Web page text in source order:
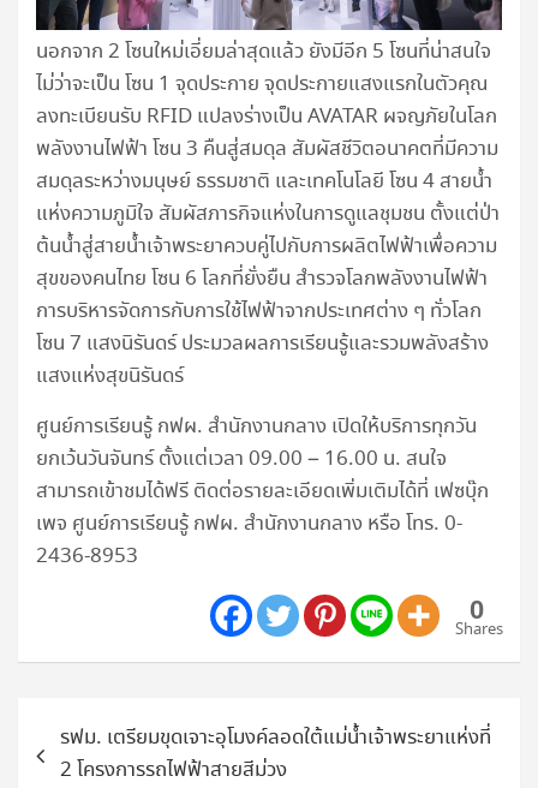
นอกจาก 2 โซนใหม่เอี่ยมล่าสุดแล้ว ยังมีอีก 5 โซนที่น่าสนใจ
ไม่ว่าจะเป็น โซน 1 จุดประกาย จุดประกายแสงแรกในตัวคุณ
ลงทะเบียนรับ RFID แปลงร่างเป็น AVATAR ผจญภัยในโลก
พลังงานไฟฟ้า โซน 3 คืนสู่สมดุล สัมผัสชีวิตอนาคตที่มีความ
สมดุลระหว่างมนุษย์ ธรรมชาติ และเทคโนโลยี โซน 4 สายน้ำ
แห่งความภูมิใจ สัมผัสภารกิจแห่งในการดูแลชุมชน ตั้งแต่ป่า
ต้นน้ำสู่สายน้ำเจ้าพระยาควบคู่ไปกับการผลิตไฟฟ้าเพื่อความ
สุขของคนไทย โซน 6 โลกที่ยั่งยืน สำรวจโลกพลังงานไฟฟ้า
การบริหารจัดการกับการใช้ไฟฟ้าจากประเทศต่าง ๆ ทั่วโลก
โซน 7 แสงนิรันดร์ ประมวลผลการเรียนรู้และรวมพลังสร้าง
แสงแห่งสุขนิรันดร์
ศูนย์การเรียนรู้ กฟผ. สำนักงานกลาง เปิดให้บริการทุกวัน
ยกเว้นวันจันทร์ ตั้งแต่เวลา 09.00 – 16.00 น. สนใจ
สามารถเข้าชมได้ฟรี ติดต่อรายละเอียดเพิ่มเติมได้ที่ เฟซบุ๊ก
เพจ ศูนย์การเรียนรู้ กฟผ. สำนักงานกลาง หรือ โทร. 0-
2436-8953
0
Shares
แนะแนว
เรื่องรฟม. เตรียมขุดเจาะอุโมงค์ลอดใต้แม่น้ำเจ้าพระยาแห่งที่
2 โครงการรถไฟฟ้าสายสีม่วง